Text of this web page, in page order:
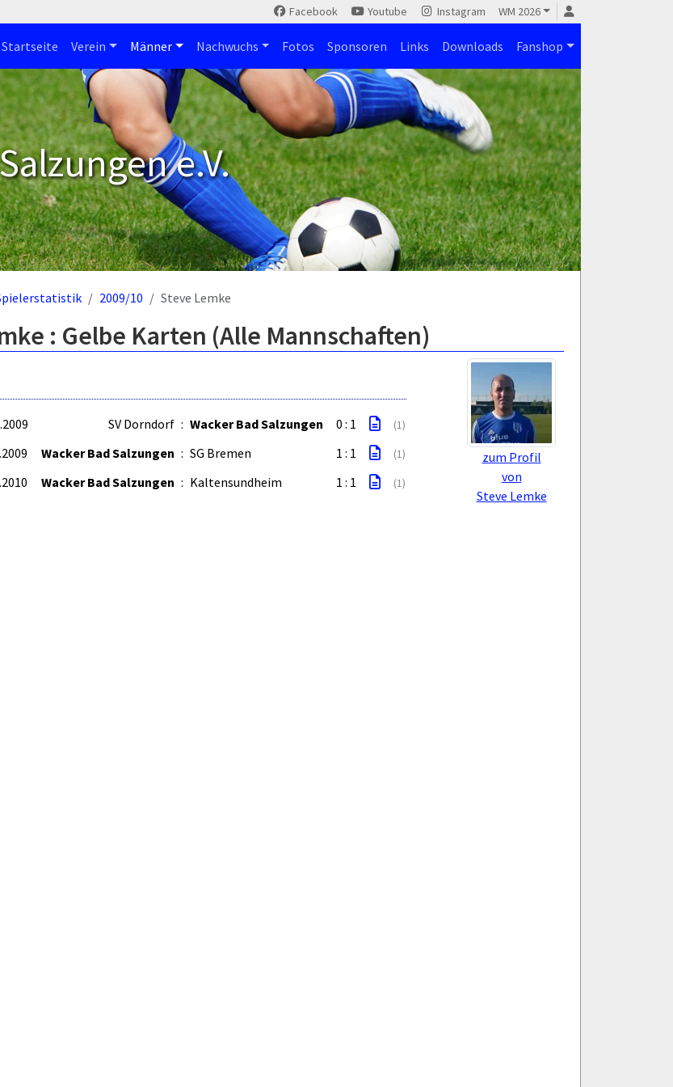
Facebook Youtube Instagram WM 2026
Startseite Verein Männer Nachwuchs Fotos Sponsoren Links Downloads Fanshop
e.V.
2009/10 Steve Lemke
: Gelbe Karten (Alle Mannschaften)
zum Profil
von
Steve Lemke
SV Dorndorf : Wacker Bad Salzungen 0 : 1 (1)
Wacker Bad Salzungen : SG Bremen 1 : 1 (1)
Wacker Bad Salzungen : Kaltensundheim 1 : 1 (1)